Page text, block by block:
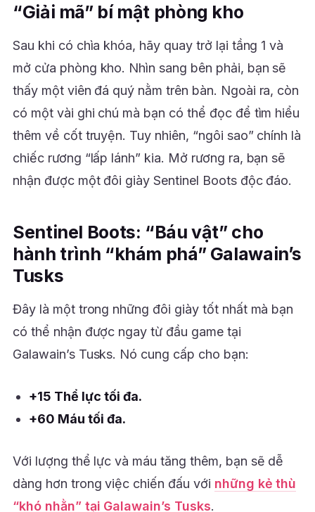
“Giải mã” bí mật phòng kho
Sau khi có chìa khóa, hãy quay trở lại tầng 1 và
mở cửa phòng kho. Nhìn sang bên phải, bạn sẽ
thấy một viên đá quý nằm trên bàn. Ngoài ra, còn
có một vài ghi chú mà bạn có thể đọc để tìm hiểu
thêm về cốt truyện. Tuy nhiên, “ngôi sao” chính là
chiếc rương “lấp lánh” kia. Mở rương ra, bạn sẽ
nhận được một đôi giày Sentinel Boots độc đáo.
Sentinel Boots: “Báu vật” cho
hành trình “khám phá” Galawain’s
Tusks
Đây là một trong những đôi giày tốt nhất mà bạn
có thể nhận được ngay từ đầu game tại
Galawain’s Tusks. Nó cung cấp cho bạn:
+15 Thể lực tối đa.
+60 Máu tối đa.
Với lượng thể lực và máu tăng thêm, bạn sẽ dễ
dàng hơn trong việc chiến đấu với những kẻ thù
“khó nhằn” tại Galawain’s Tusks.